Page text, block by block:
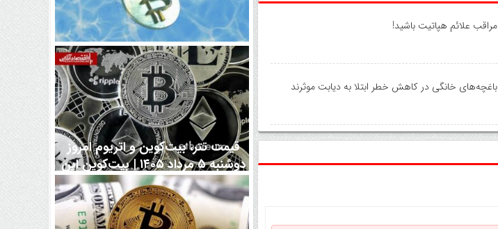
مراقب علائم هپاتیت باشید!
باغچه‌های خانگی در کاهش خطر ابتلا به دیابت موثرند
اتفاق تاریخی در بازار رمزارزها /
بیت‌کوین سبز شد
قیمت تتر، بیت‌کوین و اتریوم امروز
دوشنبه ۵ مرداد ۱۴۰۵ | بیت‌کوین این
مرز را از دست بدهد، همه‌چیز تغییر
می‌کند